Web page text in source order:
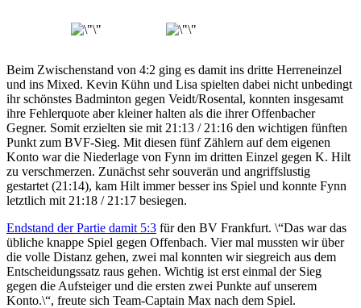
Beim Zwischenstand von 4:2 ging es damit ins dritte Herreneinzel
und ins Mixed. Kevin Kühn und Lisa spielten dabei nicht unbedingt
ihr schönstes Badminton gegen Veidt/Rosental, konnten insgesamt
ihre Fehlerquote aber kleiner halten als die ihrer Offenbacher
Gegner. Somit erzielten sie mit 21:13 / 21:16 den wichtigen fünften
Punkt zum BVF-Sieg. Mit diesen fünf Zählern auf dem eigenen
Konto war die Niederlage von Fynn im dritten Einzel gegen K. Hilt
zu verschmerzen. Zunächst sehr souverän und angriffslustig
gestartet (21:14), kam Hilt immer besser ins Spiel und konnte Fynn
letztlich mit 21:18 / 21:17 besiegen.
Endstand der Partie damit 5:3 für den BV Frankfurt. \“Das war das
übliche knappe Spiel gegen Offenbach. Vier mal mussten wir über
die volle Distanz gehen, zwei mal konnten wir siegreich aus dem
Entscheidungssatz raus gehen. Wichtig ist erst einmal der Sieg
gegen die Aufsteiger und die ersten zwei Punkte auf unserem
Konto.\“, freute sich Team-Captain Max nach dem Spiel.